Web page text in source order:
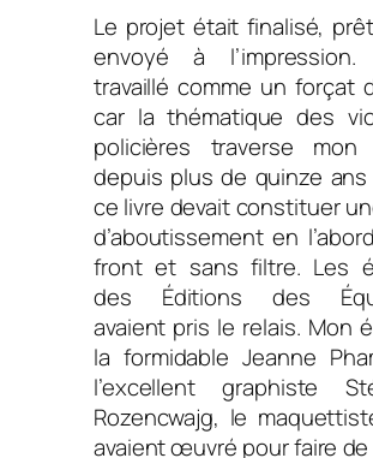
Le projet était finalisé,
envoyé à l’impression.
travaillé comme un forçat
car la thématique des
policières traverse
depuis plus de quinze
ce livre devait constituer
d’aboutissement en
front et sans filtre. Les
des Éditions des
avaient pris le relais. Mon
la formidable Jeanne
l’excellent graphiste
Rozencwajg, le
avaient œuvré pour faire de